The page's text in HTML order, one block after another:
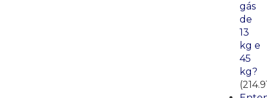
gás
de
13
kg e
45
kg?